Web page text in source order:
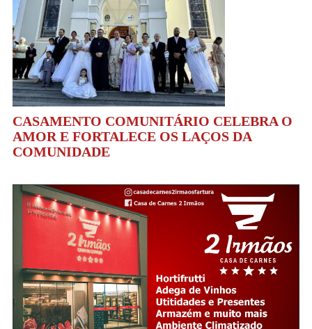
CASAMENTO COMUNITÁRIO CELEBRA O
AMOR E FORTALECE OS LAÇOS DA
COMUNIDADE